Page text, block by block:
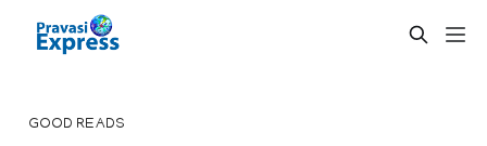
GOOD READS